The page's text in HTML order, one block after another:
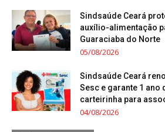
Sindsaúde Ceará
auxílio-alimentação
Guaraciaba do Norte
05/08/2026
Sindsaúde Ceará
Sesc e garante 1 ano
carteirinha para
04/08/2026